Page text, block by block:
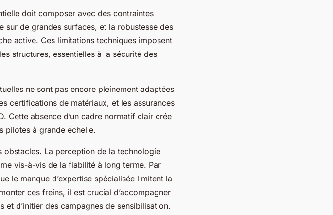
doit composer avec des contraintes
sur de grandes surfaces, et la robustesse des
active. Ces limitations techniques imposent
structures, essentielles à la sécurité des
ne sont pas encore pleinement adaptées
certifications de matériaux, et les assurances
Cette absence d’un cadre normatif clair crée
pilotes à grande échelle.
obstacles. La perception de la technologie
vis-à-vis de la fiabilité à long terme. Par
le manque d’expertise spécialisée limitent la
ces freins, il est crucial d’accompagner
d’initier des campagnes de sensibilisation.